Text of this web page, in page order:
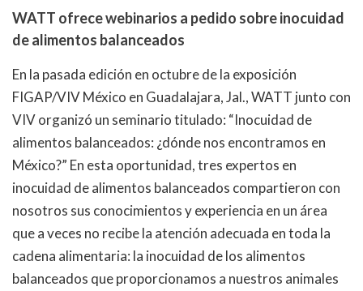
WATT ofrece webinarios a pedido sobre inocuidad
de alimentos balanceados
En la pasada edición en octubre de la exposición
FIGAP/VIV México en Guadalajara, Jal., WATT junto con
VIV organizó un seminario titulado: “Inocuidad de
alimentos balanceados: ¿dónde nos encontramos en
México?” En esta oportunidad, tres expertos en
inocuidad de alimentos balanceados compartieron con
nosotros sus conocimientos y experiencia en un área
que a veces no recibe la atención adecuada en toda la
cadena alimentaria: la inocuidad de los alimentos
balanceados que proporcionamos a nuestros animales